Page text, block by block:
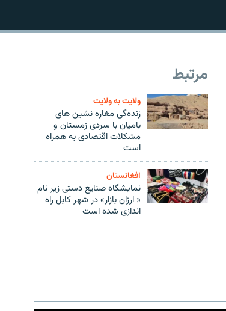
480p
مرتبط
ولایت به ولایت
زنده‌گی مغاره نشین های
بامیان با سردی زمستان و
مشکلات اقتصادی به همراه
است
افغانستان
نمایشگاه صنایع دستی زیر نام
« ارزان بازار» در شهر کابل راه
اندازی شده است